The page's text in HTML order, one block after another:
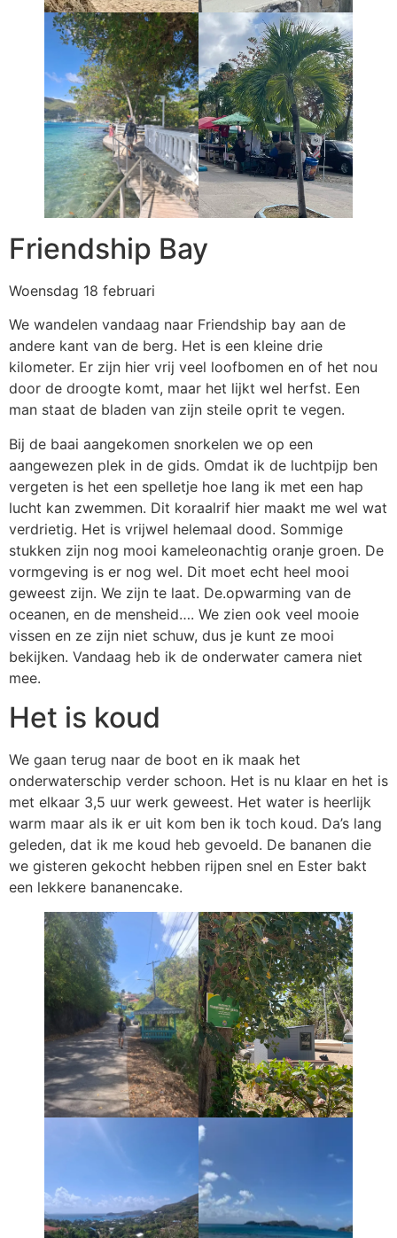
Friendship Bay
Woensdag 18 februari
We wandelen vandaag naar Friendship bay aan de
andere kant van de berg. Het is een kleine drie
kilometer. Er zijn hier vrij veel loofbomen en of het nou
door de droogte komt, maar het lijkt wel herfst. Een
man staat de bladen van zijn steile oprit te vegen.
Bij de baai aangekomen snorkelen we op een
aangewezen plek in de gids. Omdat ik de luchtpijp ben
vergeten is het een spelletje hoe lang ik met een hap
lucht kan zwemmen. Dit koraalrif hier maakt me wel wat
verdrietig. Het is vrijwel helemaal dood. Sommige
stukken zijn nog mooi kameleonachtig oranje groen. De
vormgeving is er nog wel. Dit moet echt heel mooi
geweest zijn. We zijn te laat. De.opwarming van de
oceanen, en de mensheid…. We zien ook veel mooie
vissen en ze zijn niet schuw, dus je kunt ze mooi
bekijken. Vandaag heb ik de onderwater camera niet
mee.
Het is koud
We gaan terug naar de boot en ik maak het
onderwaterschip verder schoon. Het is nu klaar en het is
met elkaar 3,5 uur werk geweest. Het water is heerlijk
warm maar als ik er uit kom ben ik toch koud. Da’s lang
geleden, dat ik me koud heb gevoeld. De bananen die
we gisteren gekocht hebben rijpen snel en Ester bakt
een lekkere bananencake.